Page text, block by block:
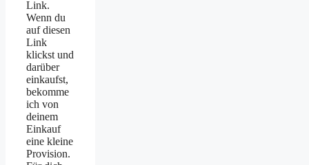
Link.
Wenn du
auf diesen
Link
klickst und
darüber
einkaufst,
bekomme
ich von
deinem
Einkauf
eine kleine
Provision.